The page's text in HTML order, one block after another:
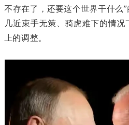
不存在了，还要这个世界干什么
几近束手无策、骑虎难下的情况
上的调整。